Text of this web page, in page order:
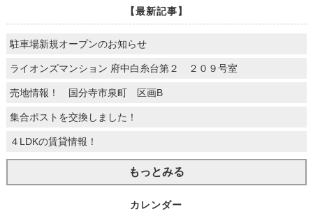
【最新記事】
駐車場新規オープンのお知らせ
ライオンズマンション 府中白糸台第２ ２０９号室
売地情報！ 国分寺市泉町 区画B
集合ポストを交換しました！
４LDKの賃貸情報！
もっとみる
カレンダー